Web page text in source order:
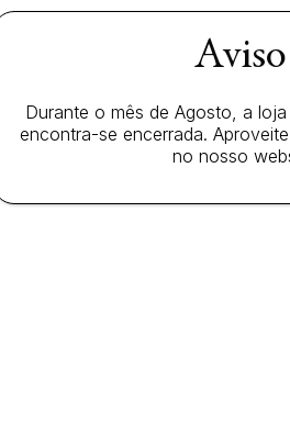
Durante o mês de Agosto, a
encontra-se encerrada.
no nosso